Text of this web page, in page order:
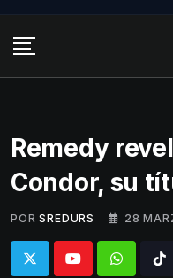
content
Remedy
Condor, su
POR SREDURS 28
Whatsapp